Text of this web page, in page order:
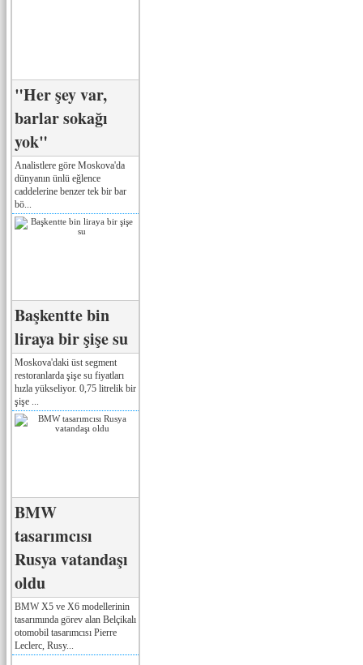
"Her şey var,
barlar sokağı
yok"
Analistlere göre Moskova'da
dünyanın ünlü eğlence
caddelerine benzer tek bir bar
bö...
Başkentte bin
liraya bir şişe su
Moskova'daki üst segment
restoranlarda şişe su fiyatları
hızla yükseliyor. 0,75 litrelik bir
şişe ...
BMW
tasarımcısı
Rusya vatandaşı
oldu
BMW X5 ve X6 modellerinin
tasarımında görev alan Belçikalı
otomobil tasarımcısı Pierre
Leclerc, Rusy...